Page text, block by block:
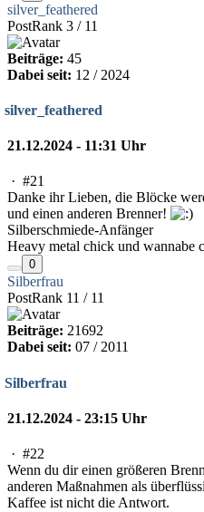
silver_feathered
PostRank 3 / 11
Beiträge: 45
Dabei seit: 12 / 2024
silver_feathered
21.12.2024 - 11:31 Uhr
· #21
Danke ihr Lieben, die Blöcke
und einen anderen Brenner!
Silberschmiede-Anfänger
Heavy metal chick und wannabe
0
Silberfrau
PostRank 11 / 11
Beiträge: 21692
Dabei seit: 07 / 2011
Silberfrau
21.12.2024 - 23:15 Uhr
· #22
Wenn du dir einen größeren
anderen Maßnahmen als
Kaffee ist nicht die Antwort.